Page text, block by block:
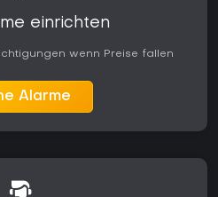
einrichten
wenn Preise fallen
Alarme